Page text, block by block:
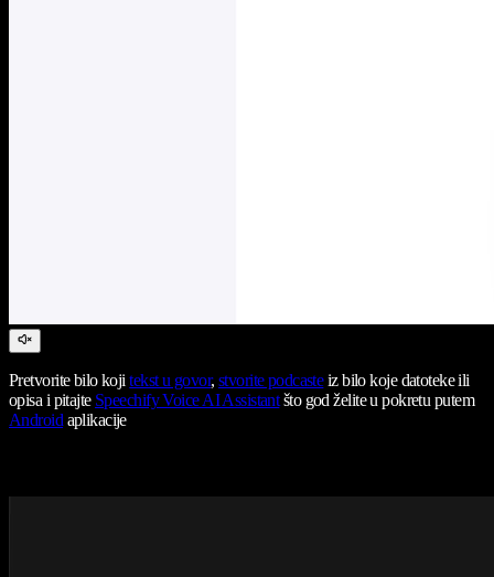
Pretvorite bilo kojitekst u govor, stvorite podcasteiz bilo koje datoteke ili
opisa i pitajte Speechify Voice AI Assistantšto god želite u pokretu putem
Androidaplikacije